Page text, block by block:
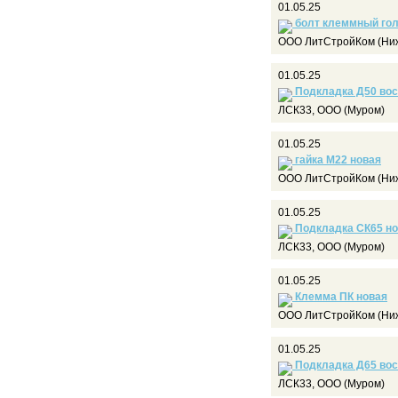
01.05.25
болт клеммный
ООО ЛитСтройКом
01.05.25
Подкладка Д50
ЛСК33, ООО (Муром)
01.05.25
гайка М22 новая
ООО ЛитСтройКом
01.05.25
Подкладка СК65
ЛСК33, ООО (Муром)
01.05.25
Клемма ПК новая
ООО ЛитСтройКом
01.05.25
Подкладка Д65
ЛСК33, ООО (Муром)